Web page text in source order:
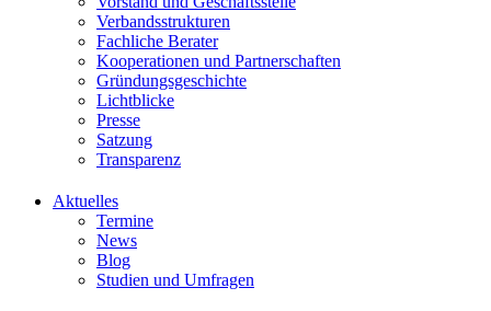
Verbandsstrukturen
Fachliche Berater
Kooperationen und Partnerschaften
Gründungsgeschichte
Lichtblicke
Presse
Satzung
Transparenz
Aktuelles
Termine
News
Blog
Studien und Umfragen